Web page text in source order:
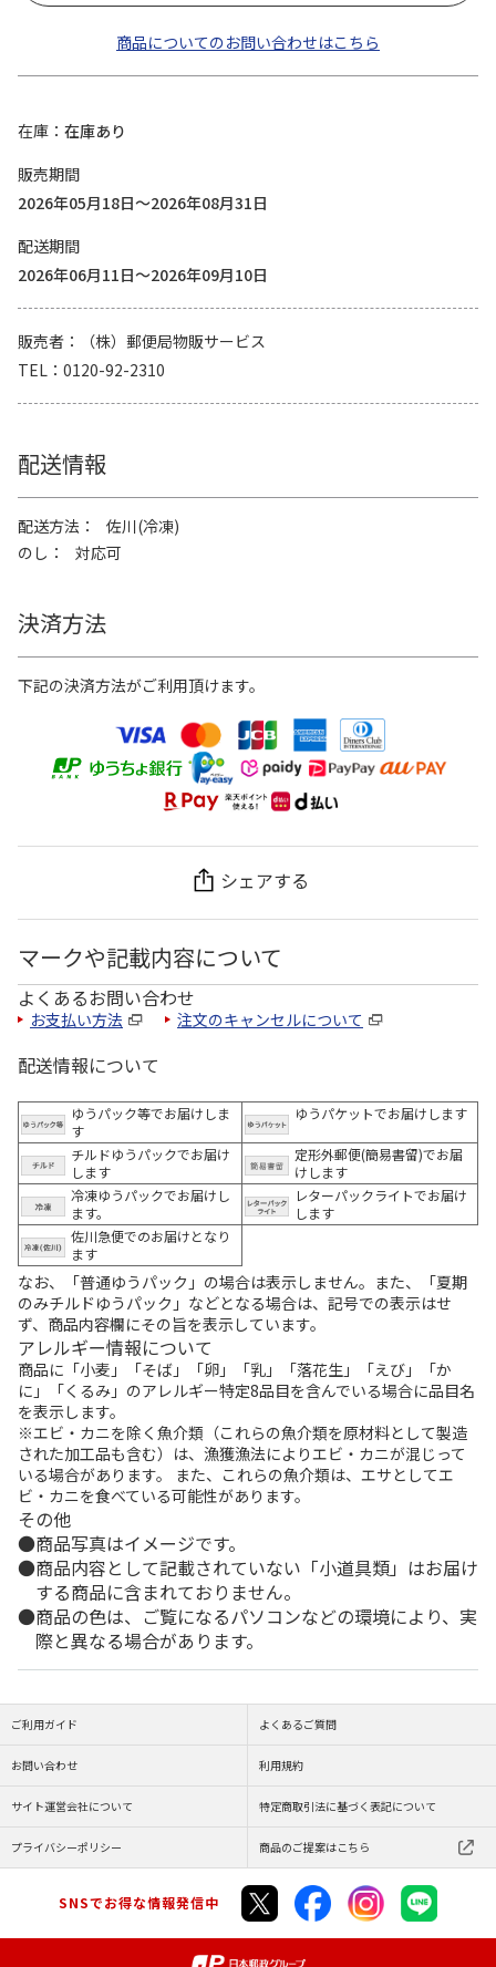
商品についてのお問い合わせはこちら
在庫
在庫あり
販売期間
2026年05月18日～2026年08月31日
配送期間
2026年06月11日～2026年09月10日
販売者
（株）郵便局物販サービス
TEL
0120-92-2310
配送情報
配送方法
佐川(冷凍)
のし
対応可
決済方法
下記の決済方法がご利用頂けます。
シェアする
マークや記載内容について
よくあるお問い合わせ
お支払い方法 注文のキャンセルについて
配送情報について
ゆうパック等でお届けしま
す
ゆうパケットでお届けします
チルドゆうパックでお届け
します
定形外郵便(簡易書留)でお届
けします
冷凍ゆうパックでお届けし
ます。
レターパックライトでお届け
します
佐川急便でのお届けとなり
ます
なお、「普通ゆうパック」の場合は表示しません。また、「夏期
のみチルドゆうパック」などとなる場合は、記号での表示はせ
ず、商品内容欄にその旨を表示しています。
アレルギー情報について
商品に「小麦」「そば」「卵」「乳」「落花生」「えび」「か
に」「くるみ」のアレルギー特定8品目を含んでいる場合に品目名
を表示します。
※エビ・カニを除く魚介類（これらの魚介類を原材料として製造
された加工品も含む）は、漁獲漁法によりエビ・カニが混じって
いる場合があります。 また、これらの魚介類は、エサとしてエ
ビ・カニを食べている可能性があります。
その他
商品写真はイメージです。
商品内容として記載されていない「小道具類」はお届け
する商品に含まれておりません。
商品の色は、ご覧になるパソコンなどの環境により、実
際と異なる場合があります。
ご利用ガイド よくあるご質問
お問い合わせ 利用規約
サイト運営会社について 特定商取引法に基づく表記について
プライバシーポリシー 商品のご提案はこちら
SNSでお得な情報発信中